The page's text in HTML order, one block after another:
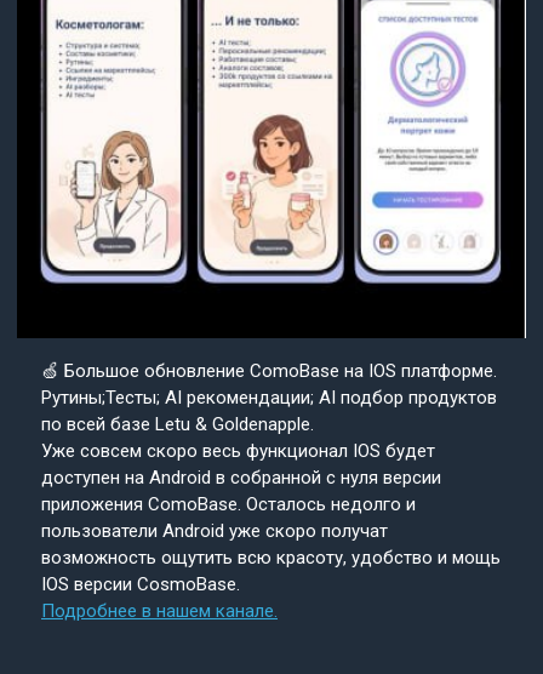
🍏 Большое обновление ComoBase на IOS платформе.
Рутины;Тесты; AI рекомендации; AI подбор продуктов
по всей базе Letu & Goldenapple.
Уже совсем скоро весь функционал IOS будет
доступен на Android в собранной с нуля версии
приложения ComoBase. Осталось недолго и
пользователи Android уже скоро получат
возможность ощутить всю красоту, удобство и мощь
IOS версии CosmoBase.
Подробнее в нашем канале.